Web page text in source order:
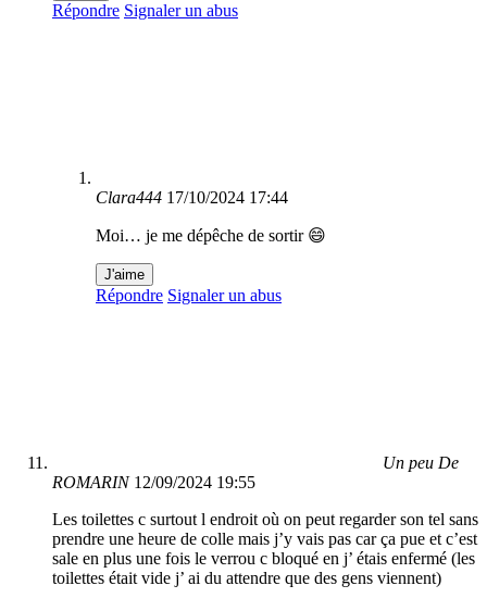
Répondre Signaler un abus
Clara444 17/10/2024 17:44
Moi… je me dépêche de sortir 😄
J'aime
Répondre Signaler un abus
Un peu De
ROMARIN 12/09/2024 19:55
Les toilettes c surtout l endroit où on peut regarder son tel sans
prendre une heure de colle mais j’y vais pas car ça pue et c’est
sale en plus une fois le verrou c bloqué en j’ étais enfermé (les
toilettes était vide j’ ai du attendre que des gens viennent)